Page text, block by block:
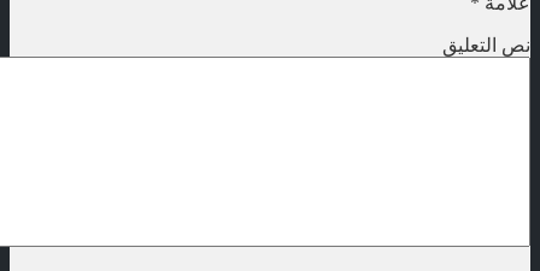
نص التعليق